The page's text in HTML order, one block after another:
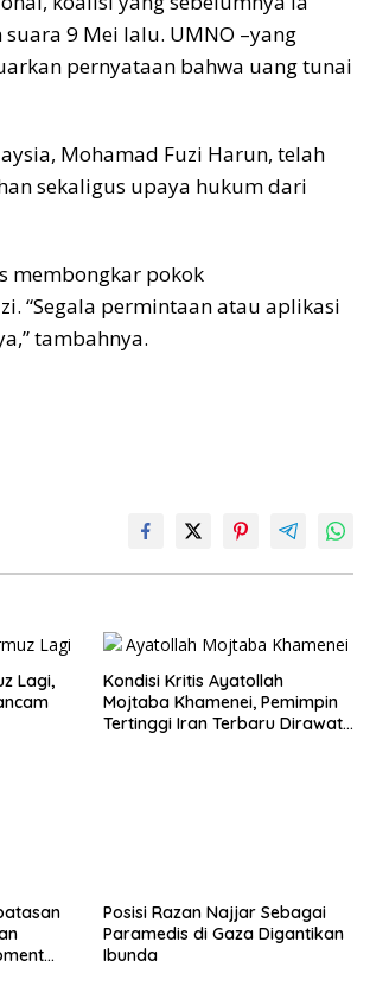
9 Mei lalu. UMNO –yang
pernyataan bahwa uang tunai
Mohamad Fuzi Harun, telah
sekaligus upaya hukum dari
membongkar pokok
“Segala permintaan atau aplikasi
tambahnya.
Lagi,
Kondisi Kritis Ayatollah
Mojtaba Khamenei, Pemimpin
Tertinggi Iran Terbaru Dirawat
Posisi Razan Najjar Sebagai
Paramedis di Gaza Digantikan
Ibunda